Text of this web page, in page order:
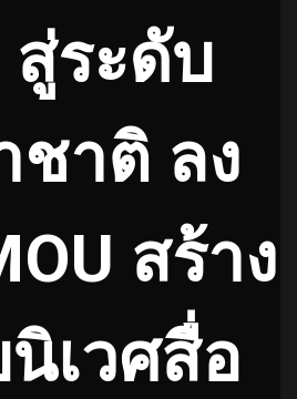
สู่ระดับ
ชาติ ลง
สร้าง
เวศสื่อ